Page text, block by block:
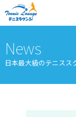
News
日本最大級のテニスス